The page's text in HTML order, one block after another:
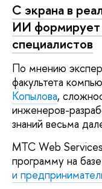
С экрана в
ИИ формирует
специалистов
По мнению
факультета
Копылова,
инженеров-
знаний весьма
МТС Web Services
программу на
и